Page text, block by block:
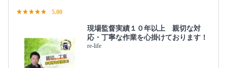
5.00
現場監督実績１０年以上 親切な対
応・丁寧な作業を心掛けております！
re-life